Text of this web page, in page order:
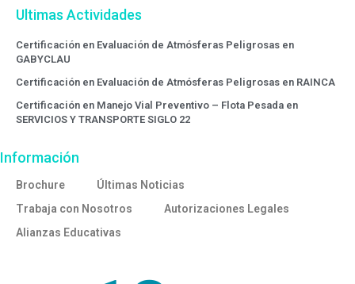
Ultimas Actividades
Certificación en Evaluación de Atmósferas Peligrosas en
GABYCLAU
Certificación en Evaluación de Atmósferas Peligrosas en RAINCA
Certificación en Manejo Vial Preventivo – Flota Pesada en
SERVICIOS Y TRANSPORTE SIGLO 22
Información
Brochure
Últimas Noticias
Trabaja con Nosotros
Autorizaciones Legales
Alianzas Educativas